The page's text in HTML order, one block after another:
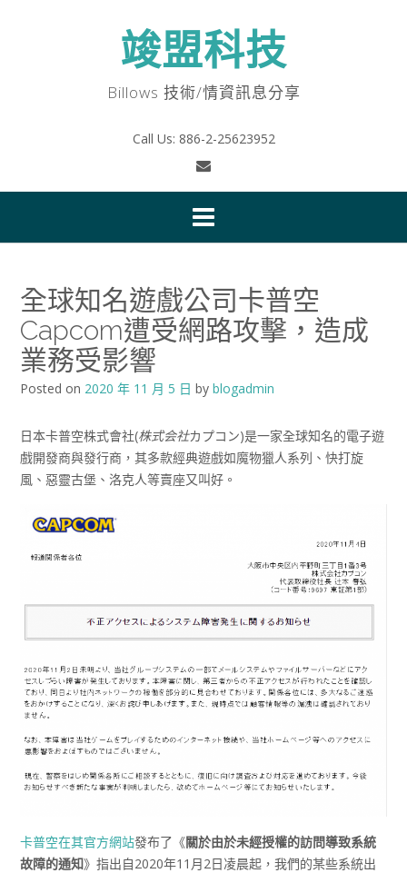
竣盟科技
Billows 技術/情資訊息分享
Call Us: 886-2-25623952
全球知名遊戲公司卡普空
Capcom遭受網路攻擊，造成
業務受影響
Posted on 2020 年 11 月 5 日 by blogadmin
日本卡普空株式會社(株式会社カプコン)是一家全球知名的電子遊
戲開發商與發行商，其多款經典遊戲如魔物獵人系列、快打旋
風、惡靈古堡、洛克人等賣座又叫好。
卡普空在其官方網站發布了《關於由於未經授權的訪問導致系統
故障的通知》指出自2020年11月2日凌晨起，我們的某些系統出